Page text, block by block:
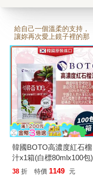
給自己一個溫柔的支持，
讓妳再次愛上鏡子裡的那
個自己
韓國BOTO高濃度紅石榴
汁x1箱(白標80mlx100包)
38 折 特價 1149 元